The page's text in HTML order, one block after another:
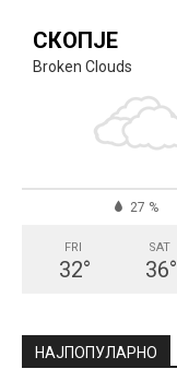
СКОПЈЕ
Broken Clouds
27 %
FRI
32°
SAT
36°
НАЈПОПУЛАРНО